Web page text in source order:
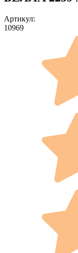
Артикул:
10969